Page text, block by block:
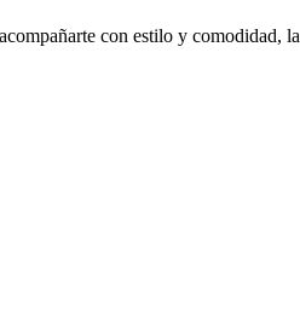
con estilo y comodidad, la